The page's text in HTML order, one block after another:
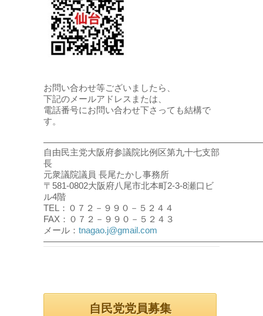
お問い合わせ等ございましたら、
下記のメールアドレスまたは、
電話番号にお問い合わせ下さっても結構で
す。
自由民主党大阪府参議院比例区第九十七支部
長
元衆議院議員 長尾たかし事務所
〒581-0802大阪府八尾市北本町2-3-8瀬口ビ
ル4階
TEL：０７２－９９０－５２４４
FAX：０７２－９９０－５２４３
メール： tnagao.j@gmail.com
自民党党員募集